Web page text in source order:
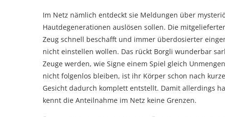
Im Netz nämlich entdeckt sie Meldungen über
Hautdegenerationen auslösen sollen. Die
Zeug schnell beschafft und immer überdosierter
nicht einstellen wollen. Das rückt Borgli wunderbar
Zeuge werden, wie Signe einem Spiel gleich
nicht folgenlos bleiben, ist ihr Körper schon nach
Gesicht dadurch komplett entstellt. Damit allerdings
kennt die Anteilnahme im Netz keine Grenzen.